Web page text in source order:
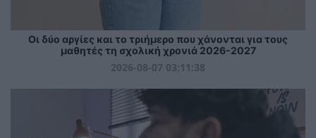
Οι δύο αργίες και το τριήμερο που χάνονται για τους
μαθητές τη σχολική χρονιά 2026-2027
2026-08-07 03:11:38